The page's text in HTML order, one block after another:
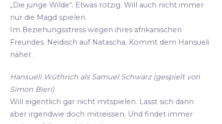
„Die junge Wilde“. Etwas rotzig. Will auch nicht immer
nur die Magd spielen.
Im Beziehungsstress wegen ihres afrikanischen
Freundes. Neidisch auf Natascha. Kommt dem Hansueli
näher.
Hansueli Wüthrich als Samuel Schwarz (gespielt von
Simon Bieri)
Will eigentlich gar nicht mitspielen. Lässt sich dann
aber irgendwie doch mitreissen. Und findet immer